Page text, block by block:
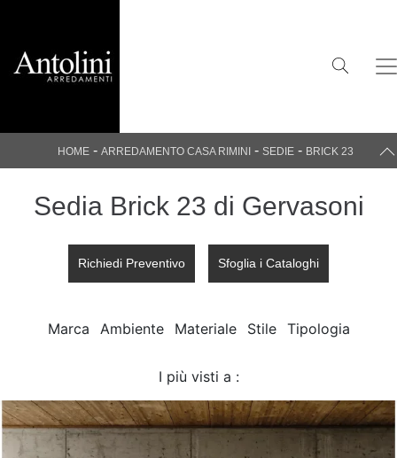
HOME- ARREDAMENTO CASA RIMINI - SEDIE - BRICK 23
Sedia Brick 23 di Gervasoni
Richiedi Preventivo Sfoglia i Cataloghi
Marca Ambiente Materiale Stile Tipologia
I più visti a :